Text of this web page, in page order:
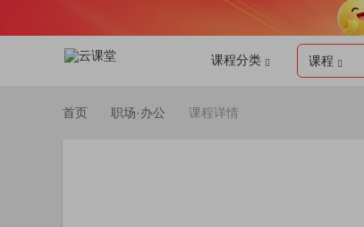
课程分类 课程
首页 职场·办公 课程详情